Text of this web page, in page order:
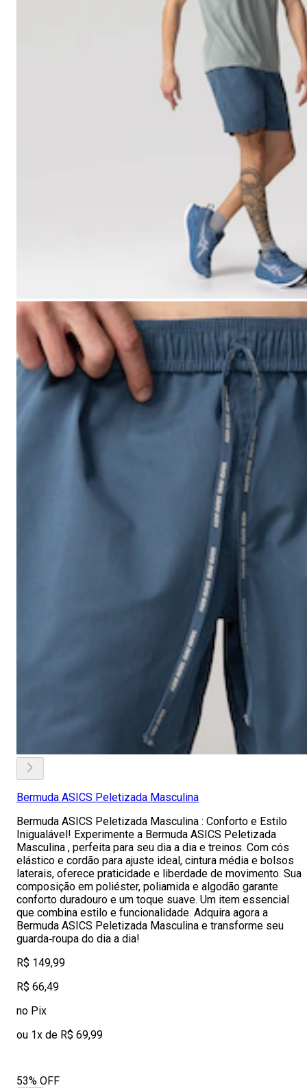
Bermuda ASICS Peletizada Masculina
Bermuda ASICS Peletizada Masculina : Conforto e Estilo
Inigualável! Experimente a Bermuda ASICS Peletizada
Masculina , perfeita para seu dia a dia e treinos. Com cós
elástico e cordão para ajuste ideal, cintura média e bolsos
laterais, oferece praticidade e liberdade de movimento. Sua
composição em poliéster, poliamida e algodão garante
conforto duradouro e um toque suave. Um item essencial
que combina estilo e funcionalidade. Adquira agora a
Bermuda ASICS Peletizada Masculina e transforme seu
guarda‑roupa do dia a dia!
R$ 149,99
R$ 66,49
no Pix
ou 1x de R$ 69,99
53% OFF